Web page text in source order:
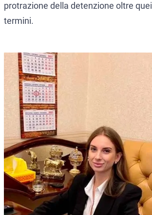
protrazione della detenzione oltre quei
termini.